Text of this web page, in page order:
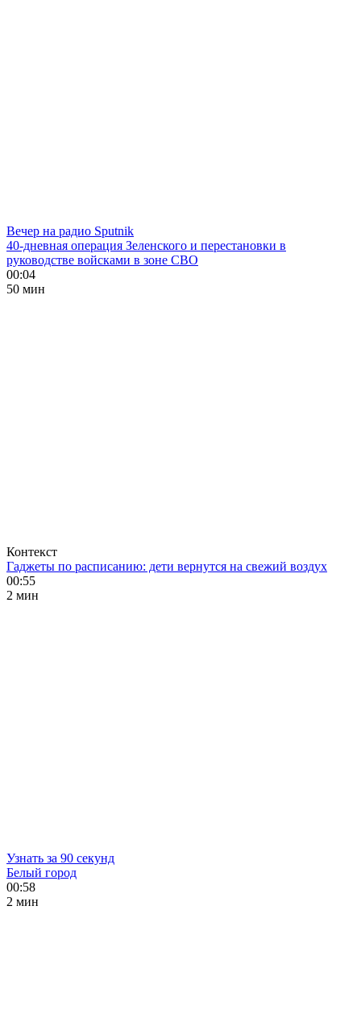
Вечер на радио Sputnik
40-дневная операция Зеленского и перестановки в
руководстве войсками в зоне СВО
00:04
50 мин
Контекст
Гаджеты по расписанию: дети вернутся на свежий воздух
00:55
2 мин
Узнать за 90 секунд
Белый город
00:58
2 мин